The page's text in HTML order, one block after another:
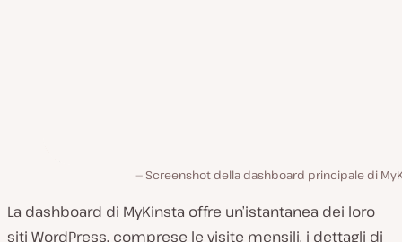
Screenshot della dashboard principale di
La dashboard di MyKinsta offre un’istantanea dei loro
siti WordPress, comprese le visite mensili, i dettagli di